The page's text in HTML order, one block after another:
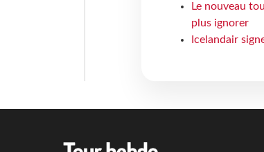
Le nouveau
plus ignorer
Icelandair